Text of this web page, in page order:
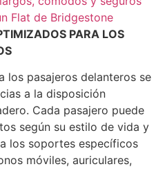
Flat de Bridgestone
PARA LOS
los pasajeros delanteros se
a la disposición
Cada pasajero puede
según su estilo de vida y
los soportes específicos
móviles, auriculares,